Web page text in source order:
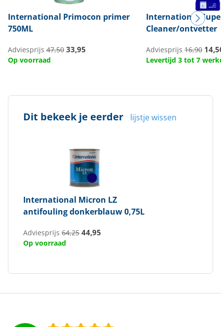
International Primocon primer
750ML
Adviesprijs 47,50 33,95
Op voorraad
International
Cleaner/ontvetter
Adviesprijs 16,90
Levertijd 3 tot 7
Dit bekeek je eerder lijstje wissen
International Micron LZ
antifouling donkerblauw 0,75L
Adviesprijs 64,25 44,95
Op voorraad